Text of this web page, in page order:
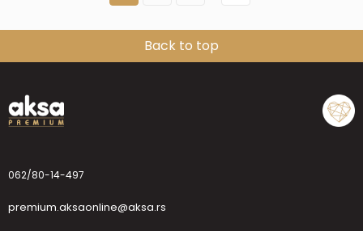
Back to top
062/80-14-497
premium.aksaonline@aksa.rs